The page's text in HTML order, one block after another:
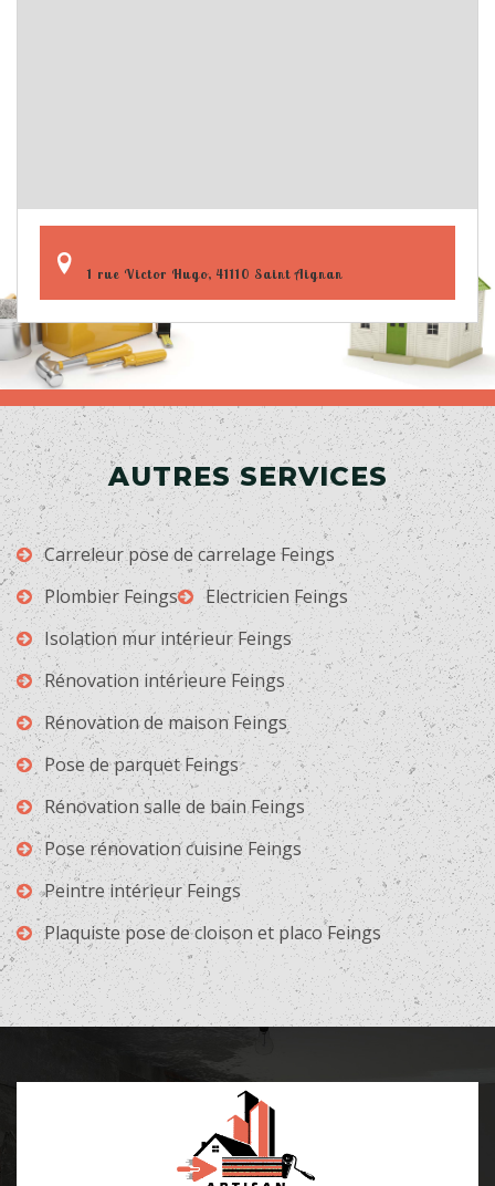
1 rue Victor Hugo, 41110 Saint Aignan
AUTRES SERVICES
Carreleur pose de carrelage Feings
Plombier Feings
Electricien Feings
Isolation mur intérieur Feings
Rénovation intérieure Feings
Rénovation de maison Feings
Pose de parquet Feings
Rénovation salle de bain Feings
Pose rénovation cuisine Feings
Peintre intérieur Feings
Plaquiste pose de cloison et placo Feings